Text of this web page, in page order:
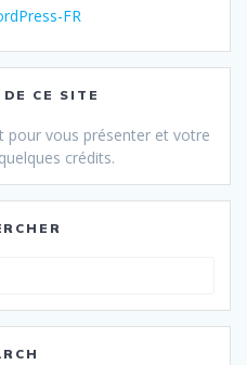
FR
CE SITE
pour vous présenter et votre
crédits.
: